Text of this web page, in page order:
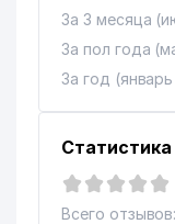
За 3 месяца
За пол года
За год (январь
Всего отзывов: